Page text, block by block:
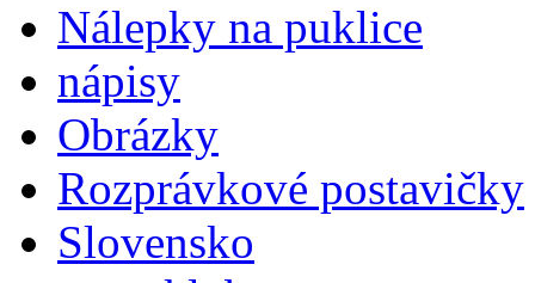
Nálepky na puklice
nápisy
Obrázky
Rozprávkové postavičky
Slovensko